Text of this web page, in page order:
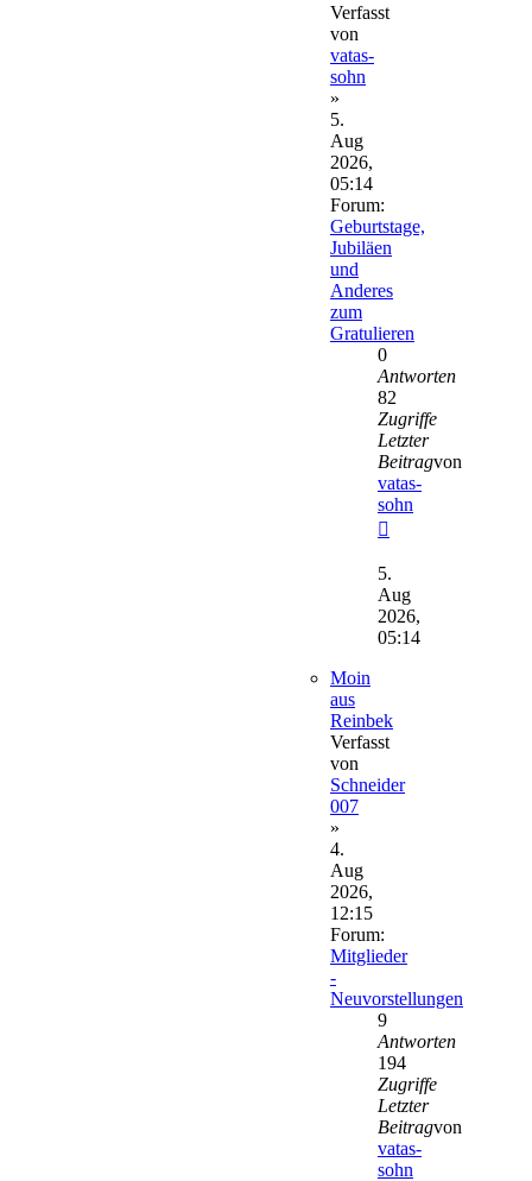
Verfasst
von
vatas-
sohn
»
5.
Aug
2026,
05:14
Forum:
Geburtstage,
Jubiläen
und
Anderes
zum
Gratulieren
0
Antworten
82
Zugriffe
Letzter
Beitragvon
vatas-
sohn
Beitrag
5.
Aug
2026,
05:14
Moin
aus
Reinbek
Verfasst
von
Schneider
007
»
4.
Aug
2026,
12:15
Forum:
Mitglieder
-
Neuvorstellungen
9
Antworten
194
Zugriffe
Letzter
Beitragvon
vatas-
sohn